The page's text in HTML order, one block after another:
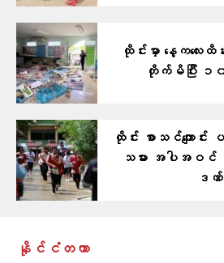
ထိုင်းမှာ နေ့ကလေး
တိုက်မိပြီး ၁
ထိုင်း စာသင်ကျော
သမား အပါအဝ
ဒ
နိုင်ငံတကာ